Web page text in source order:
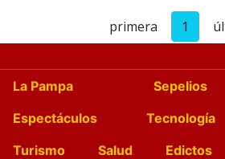
primera 1
La Pampa Sepelios
Espectáculos
Tecnología
Turismo
Salud Edictos